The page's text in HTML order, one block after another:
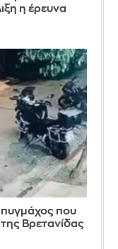
η έρευνα
πυγμάχος που
Βρετανίδας